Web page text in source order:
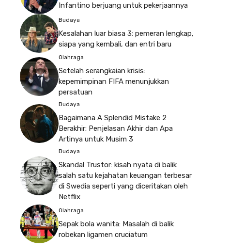
Infantino berjuang untuk pekerjaannya
Budaya
Kesalahan luar biasa 3: pemeran lengkap,
siapa yang kembali, dan entri baru
Olahraga
Setelah serangkaian krisis:
kepemimpinan FIFA menunjukkan
persatuan
Budaya
Bagaimana A Splendid Mistake 2
Berakhir: Penjelasan Akhir dan Apa
Artinya untuk Musim 3
Budaya
Skandal Trustor: kisah nyata di balik
salah satu kejahatan keuangan terbesar
di Swedia seperti yang diceritakan oleh
Netflix
Olahraga
Sepak bola wanita: Masalah di balik
robekan ligamen cruciatum